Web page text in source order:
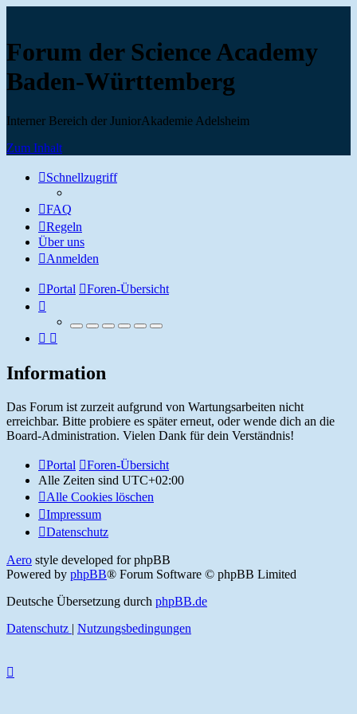
Forum der Science Academy
Baden-Württemberg
Interner Bereich der JuniorAkademie Adelsheim
Zum Inhalt
Schnellzugriff
FAQ
Regeln
Über uns
Anmelden
Portal Foren-Übersicht
Information
Das Forum ist zurzeit aufgrund von Wartungsarbeiten nicht
erreichbar. Bitte probiere es später erneut, oder wende dich an die
Board-Administration. Vielen Dank für dein Verständnis!
Portal
Foren-Übersicht
Alle Zeiten sind UTC+02:00
Alle Cookies löschen
Impressum
Datenschutz
Aero style developed for phpBB
Powered by phpBB® Forum Software © phpBB Limited
Deutsche Übersetzung durch phpBB.de
Datenschutz | Nutzungsbedingungen